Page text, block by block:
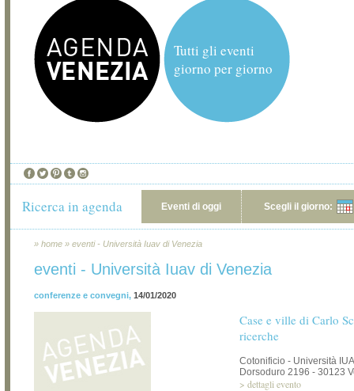
Tutti gli eventi
giorno per giorno
Ricerca in agenda Eventi di oggi Scegli il giorno:
» home » eventi - Università Iuav di Venezia
eventi - Università Iuav di Venezia
conferenze e convegni, 14/01/2020
Case e ville di Carlo
ricerche
Cotonificio - Università
Dorsoduro 2196 - 30123
> dettagli evento